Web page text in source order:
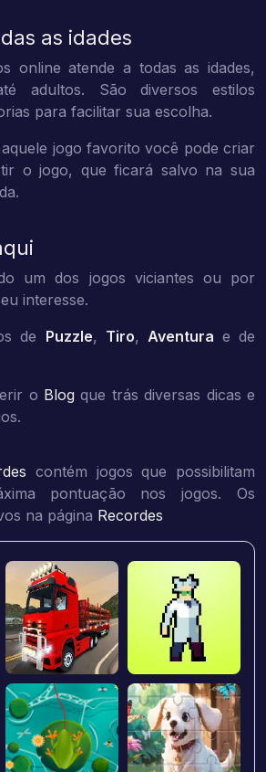
as idades
online atende a todas as idades,
adultos. São diversos estilos
para facilitar sua escolha.
jogo favorito você pode criar
o jogo, que ficará salvo na sua
um dos jogos viciantes ou por
interesse.
de Puzzle, Tiro, Aventura e de
o Blog que trás diversas dicas e
contém jogos que possibilitam
pontuação nos jogos. Os
na página Recordes